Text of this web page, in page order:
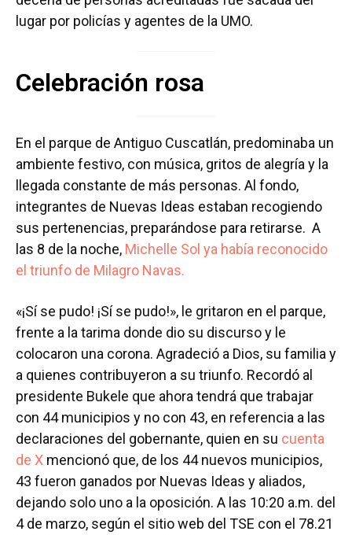
lugar por policías y agentes de la UMO.
Celebración rosa
En el parque de Antiguo Cuscatlán, predominaba un
ambiente festivo, con música, gritos de alegría y la
llegada constante de más personas. Al fondo,
integrantes de Nuevas Ideas estaban recogiendo
sus pertenencias, preparándose para retirarse. A
las 8 de la noche, Michelle Sol ya había reconocido
el triunfo de Milagro Navas.
«¡Sí se pudo! ¡Sí se pudo!», le gritaron en el parque,
frente a la tarima donde dio su discurso y le
colocaron una corona. Agradeció a Dios, su familia y
a quienes contribuyeron a su triunfo. Recordó al
presidente Bukele que ahora tendrá que trabajar
con 44 municipios y no con 43, en referencia a las
declaraciones del gobernante, quien en su cuenta
de X mencionó que, de los 44 nuevos municipios,
43 fueron ganados por Nuevas Ideas y aliados,
dejando solo uno a la oposición. A las 10:20 a.m. del
4 de marzo, según el sitio web del TSE con el 78.21